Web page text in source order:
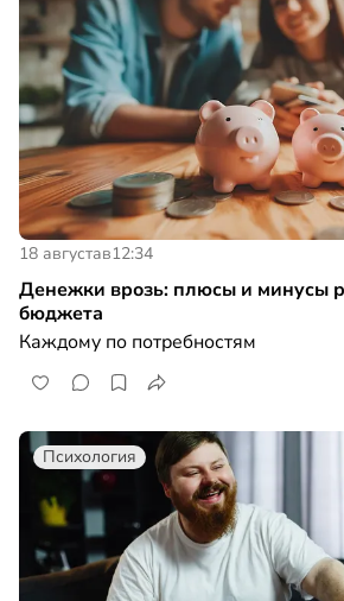
18 августав12:34
Денежки врозь: плюсы и минусы
бюджета
Каждому по потребностям
Психология